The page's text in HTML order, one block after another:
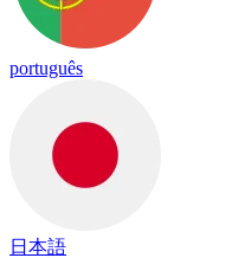
português
日本語